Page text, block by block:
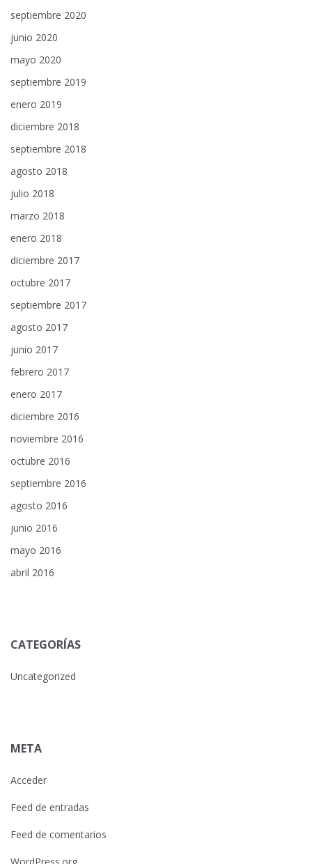
septiembre 2020
junio 2020
mayo 2020
septiembre 2019
enero 2019
diciembre 2018
septiembre 2018
agosto 2018
julio 2018
marzo 2018
enero 2018
diciembre 2017
octubre 2017
septiembre 2017
agosto 2017
junio 2017
febrero 2017
enero 2017
diciembre 2016
noviembre 2016
octubre 2016
septiembre 2016
agosto 2016
junio 2016
mayo 2016
abril 2016
CATEGORÍAS
Uncategorized
META
Acceder
Feed de entradas
Feed de comentarios